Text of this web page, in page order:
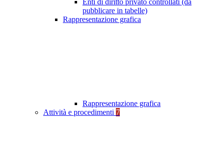
Enti di diritto privato controllati (da
pubblicare in tabelle)
Rappresentazione grafica
Rappresentazione grafica
Attività e procedimenti 7